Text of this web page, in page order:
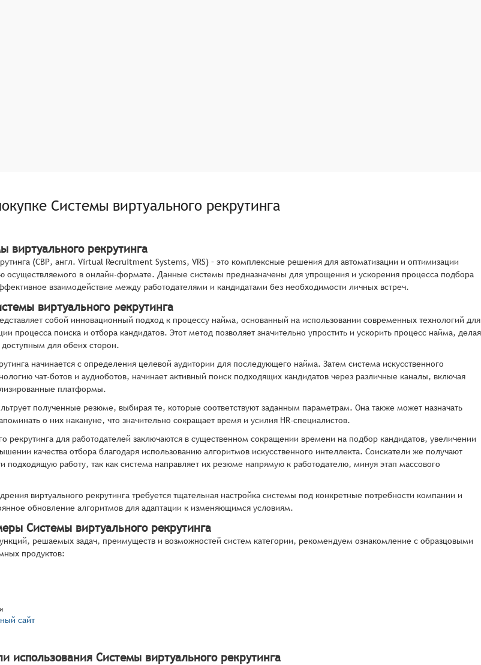
Системы виртуального рекрутинга
виртуального рекрутинга
(СВР, англ. Virtual Recruitment Systems, VRS) – это комплексные решения для автоматизации и оптимизации
осуществляемого в онлайн-формате. Данные системы предназначены для упрощения и ускорения процесса подбора
взаимодействие между работодателями и кандидатами без необходимости личных встреч.
виртуального рекрутинга
собой инновационный подход к процессу найма, основанный на использовании современных технологий для
процесса поиска и отбора кандидатов. Этот метод позволяет значительно упростить и ускорить процесс найма, делая
для обеих сторон.
начинается с определения целевой аудитории для последующего найма. Затем система искусственного
чат-ботов и аудиоботов, начинает активный поиск подходящих кандидатов через различные каналы, включая
платформы.
полученные резюме, выбирая те, которые соответствуют заданным параметрам. Она также может назначать
о них накануне, что значительно сокращает время и усилия HR-специалистов.
рекрутинга для работодателей заключаются в существенном сокращении времени на подбор кандидатов, увеличении
качества отбора благодаря использованию алгоритмов искусственного интеллекта. Соискатели же получают
подходящую работу, так как система направляет их резюме напрямую к работодателю, минуя этап массового
виртуального рекрутинга требуется тщательная настройка системы под конкретные потребности компании и
обновление алгоритмов для адаптации к изменяющимся условиям.
Системы виртуального рекрутинга
решаемых задач, преимуществ и возможностей систем категории, рекомендуем ознакомление с образцовыми
продуктов:
сайт
использования Системы виртуального рекрутинга